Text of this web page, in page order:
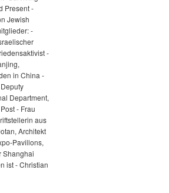
Present -
Jewish
-
-
in China -
Department,
- Frau
aus
Architekt
Pavillons,
Shanghai
ist - Christian